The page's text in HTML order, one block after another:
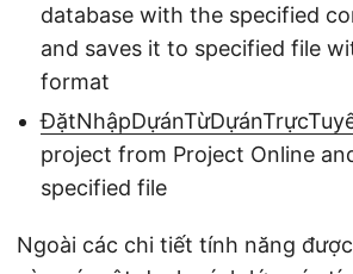
database with the specified
and saves it to specified file
format
project from Project Online
specified file
Ngoài các chi tiết tính năng